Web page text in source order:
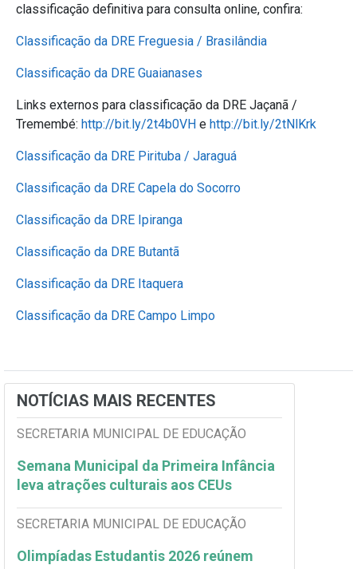
classificação definitiva para consulta online, confira:
Classificação da DRE Freguesia / Brasilândia
Classificação da DRE Guaianases
Links externos para classificação da DRE Jaçanã /
Tremembé: http://bit.ly/2t4b0VH e http://bit.ly/2tNlKrk
Classificação da DRE Pirituba / Jaraguá
Classificação da DRE Capela do Socorro
Classificação da DRE Ipiranga
Classificação da DRE Butantã
Classificação da DRE Itaquera
Classificação da DRE Campo Limpo
NOTÍCIAS MAIS RECENTES
SECRETARIA MUNICIPAL DE EDUCAÇÃO
Semana Municipal da Primeira Infância
leva atrações culturais aos CEUs
SECRETARIA MUNICIPAL DE EDUCAÇÃO
Olimpíadas Estudantis 2026 reúnem